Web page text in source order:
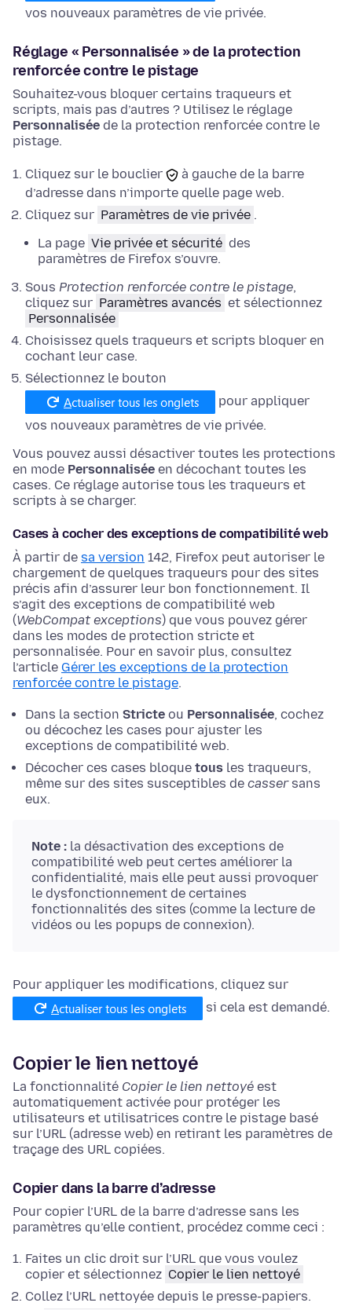
vos nouveaux paramètres de vie privée.
Réglage « Personnalisée » de la protection
renforcée contre le pistage
Souhaitez-vous bloquer certains traqueurs et
scripts, mais pas d’autres ? Utilisez le réglage
Personnalisée de la protection renforcée contre le
pistage.
Cliquez sur le bouclier
à gauche de la barre
d’adresse dans n’importe quelle page web.
Cliquez sur Paramètres de vie privée .
La page Vie privée et sécurité des
paramètres de Firefox s’ouvre.
Sous Protection renforcée contre le pistage,
cliquez sur Paramètres avancés et sélectionnez
Personnalisée
Choisissez quels traqueurs et scripts bloquer en
cochant leur case.
Sélectionnez le bouton
pour appliquer
vos nouveaux paramètres de vie privée.
Vous pouvez aussi désactiver toutes les protections
en mode Personnalisée en décochant toutes les
cases. Ce réglage autorise tous les traqueurs et
scripts à se charger.
Cases à cocher des exceptions de compatibilité web
À partir de sa version 142, Firefox peut autoriser le
chargement de quelques traqueurs pour des sites
précis afin d’assurer leur bon fonctionnement. Il
s’agit des exceptions de compatibilité web
(WebCompat exceptions) que vous pouvez gérer
dans les modes de protection stricte et
personnalisée. Pour en savoir plus, consultez
l’article Gérer les exceptions de la protection
renforcée contre le pistage.
Dans la section Stricte ou Personnalisée, cochez
ou décochez les cases pour ajuster les
exceptions de compatibilité web.
Décocher ces cases bloque tous les traqueurs,
même sur des sites susceptibles de cassersans
eux.
Note : la désactivation des exceptions de
compatibilité web peut certes améliorer la
confidentialité, mais elle peut aussi provoquer
le dysfonctionnement de certaines
fonctionnalités des sites (comme la lecture de
vidéos ou les popups de connexion).
Pour appliquer les modifications, cliquez sur
si cela est demandé.
Copier le lien nettoyé
La fonctionnalité Copier le lien nettoyé est
automatiquement activée pour protéger les
utilisateurs et utilisatrices contre le pistage basé
sur l’URL (adresse web) en retirant les paramètres de
traçage des URL copiées.
Copier dans la barre d’adresse
Pour copier l’URL de la barre d’adresse sans les
paramètres qu’elle contient, procédez comme ceci :
Faites un clic droit sur l’URL que vous voulez
copier et sélectionnez Copier le lien nettoyé
Collez l’URL nettoyée depuis le presse-papiers.